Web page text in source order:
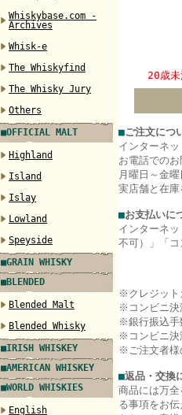
Whiskybase.com -
Archives
Whisk-e
The Whiskyfind
The Whisky Jury
Others
■OFFICIAL MALT
Highland
Island
Islay
Lowland
Speyside
■GRAIN WHISKY
■BLENDED
Blended Malt
Blended Whisky
■IRISH WHISKEY
■AMERICAN WHISKEY
■WORLD WHISKIES
English
20歳
■ご注文につ
インターネ
お電話での
月曜日～金
実店舗と在
■お支払いに
インターネ
不可）」
「
※クレジット
※コンビニ決
※銀行振込手
※コンビニ決
※ご注文者様
■返品・交換
商品には万全
る事項をお伝